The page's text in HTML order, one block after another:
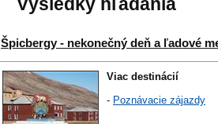
Špicbergy - nekonečný deň a ľadové
Viac destinácií
- Poznávacie zájazdy